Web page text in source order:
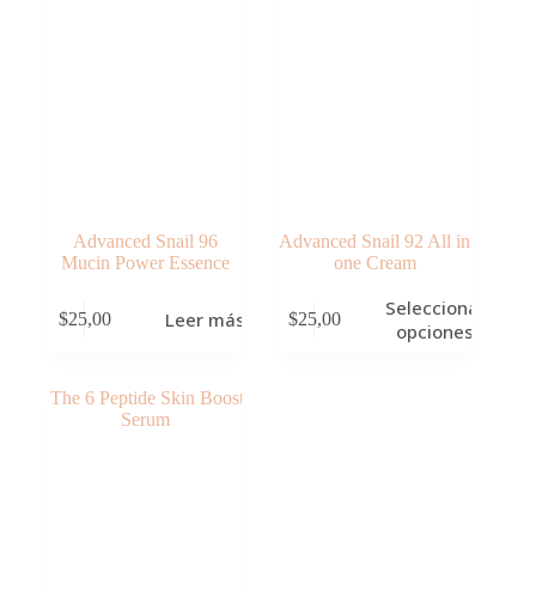
Advanced Snail 96
Mucin Power Essence
$25,00 Leer más
Advanced Snail 92 All in
one Cream
$25,00
Seleccionar
opciones
producto